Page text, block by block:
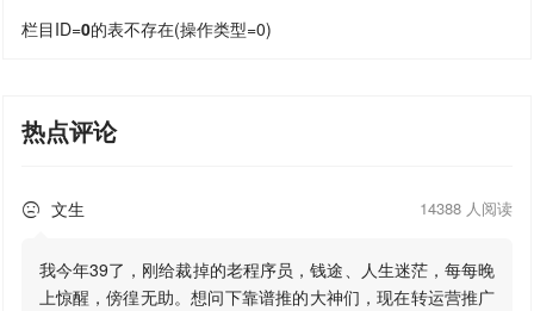
栏目ID=0的表不存在(操作类型=0)
热点评论
 文生 14388 人阅读
我今年39了，刚给裁掉的老程序员，钱途、人生迷茫，每每晚
上惊醒，傍徨无助。想问下靠谱推的大神们，现在转运营推广